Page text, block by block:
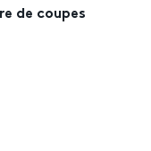
de coupes